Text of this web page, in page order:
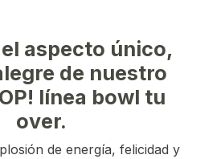
el aspecto único,
de nuestro
línea bowl tu
over.
de energía, felicidad y